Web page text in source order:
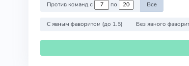
Против команд с по Все
С явным фаворитом (до 1.5) Без явного